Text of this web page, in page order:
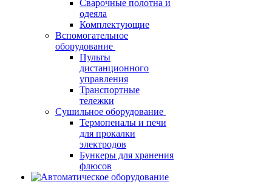
Сварочные полотна и
одеяла
Комплектующие
Вспомогательное
оборудование
Пульты
дистанционного
управления
Транспортные
тележки
Сушильное оборудование
Термопеналы и печи
для прокалки
электродов
Бункеры для хранения
флюсов